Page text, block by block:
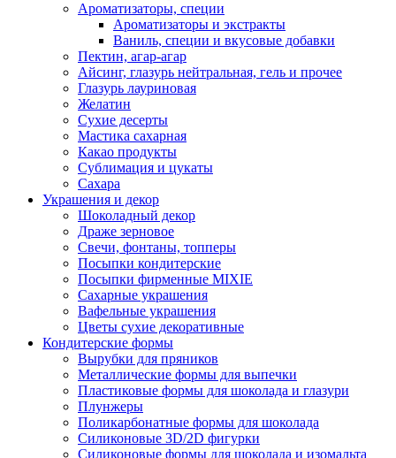
Ароматизаторы, специи
Ароматизаторы и экстракты
Ваниль, специи и вкусовые добавки
Пектин, агар-агар
Айсинг, глазурь нейтральная, гель и прочее
Глазурь лауриновая
Желатин
Сухие десерты
Мастика сахарная
Какао продукты
Сублимация и цукаты
Сахара
Украшения и декор
Шоколадный декор
Драже зерновое
Свечи, фонтаны, топперы
Посыпки кондитерские
Посыпки фирменные MIXIE
Сахарные украшения
Вафельные украшения
Цветы сухие декоративные
Кондитерские формы
Вырубки для пряников
Металлические формы для выпечки
Пластиковые формы для шоколада и глазури
Плунжеры
Поликарбонатные формы для шоколада
Силиконовые 3D/2D фигурки
Силиконовые формы для шоколада и изомальта